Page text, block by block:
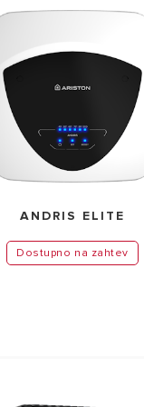
ANDRIS ELITE
Dostupno na zahtev